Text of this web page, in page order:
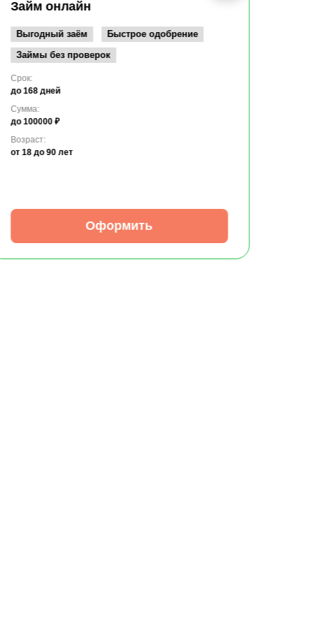
Займ онлайн
Выгодный заём
Быстрое одобрение
Займы без проверок
Срок:
до 168 дней
Сумма:
до 100000 ₽
Возраст:
от 18 до 90 лет
Оформить